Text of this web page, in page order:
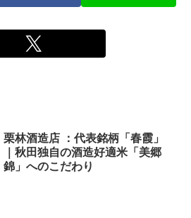
栗林酒造店 ：代表銘柄「春霞」
｜秋田独自の酒造好適米「美郷
錦」へのこだわり